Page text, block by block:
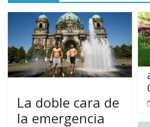
La doble cara de
la emergencia